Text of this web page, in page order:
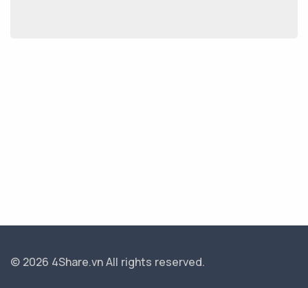
© 2026 4Share.vnAll rights reserved.